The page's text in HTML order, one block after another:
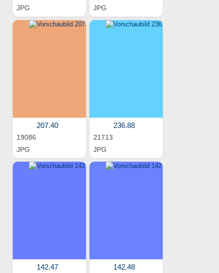
JPG
JPG
207.40
19086
JPG
236.88
21713
JPG
142.47 142.48